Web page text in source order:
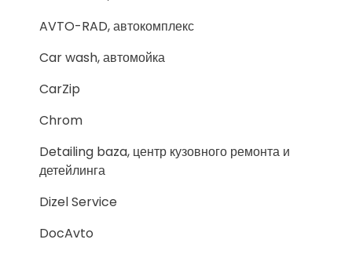
AVTO-RAD, автокомплекс
Car wash, автомойка
CarZip
Chrom
Detailing baza, центр кузовного ремонта и
детейлинга
Dizel Service
DocAvto